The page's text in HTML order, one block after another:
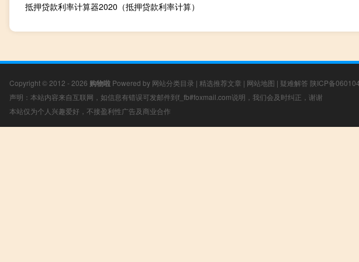
抵押贷款利率计算器2020（抵押贷款利率计算）
Copyright © 2012 - 2026 购物啦 Powered by 网站分类目录 | 精选推荐文章 | 网站地图 | 疑难解答 陕ICP备
声明：本站内容来自互联网，如信息有错误可发邮件到f_fb#foxmail.com说明，我们会及时纠正，谢谢
本站仅为个人兴趣爱好，不接盈利性广告及商业合作